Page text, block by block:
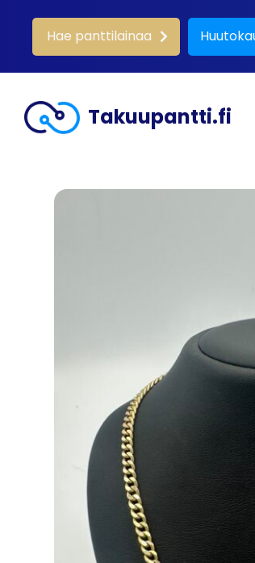
Hae panttilainaa
Takuupantti.fi